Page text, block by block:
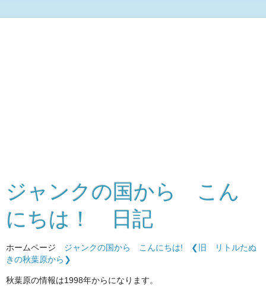
ジャンクの国から こん
にちは！ 日記
ホームページ ジャンクの国から こんにちは!
❮旧 リトルたぬ
きの秋葉原から❯
秋葉原の情報は1998年からになります。